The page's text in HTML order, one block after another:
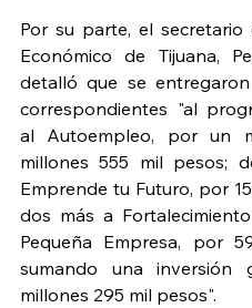
Por su parte, el secretario
Económico de Tijuana,
detalló que se
correspondientes "al
al Autoempleo, por un
millones 555 mil pesos;
Emprende tu Futuro, por
dos más a
Pequeña Empresa, por
sumando una inversión
millones 295 mil pesos".